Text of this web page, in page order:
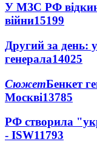
У МЗС РФ
війни15199
Другий за день:
генерала14025
СюжетБенкет
Москві13785
РФ створила
- ISW11793